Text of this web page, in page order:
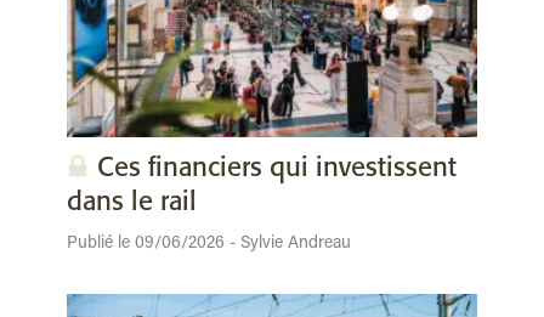
Ces financiers qui investissent
dans le rail
Publié le 09/06/2026 - Sylvie Andreau